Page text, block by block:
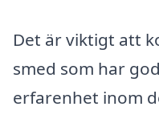
Det är viktigt att
smed som har
erfarenhet inom